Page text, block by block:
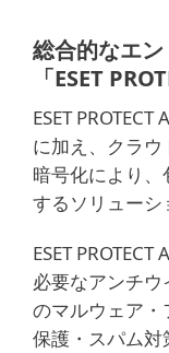
総合的なエ
「ESET
ESET
に加え、クラ
暗号化により
するソリューシ
ESET
必要なアンチ
のマルウェア・
保護・スパム